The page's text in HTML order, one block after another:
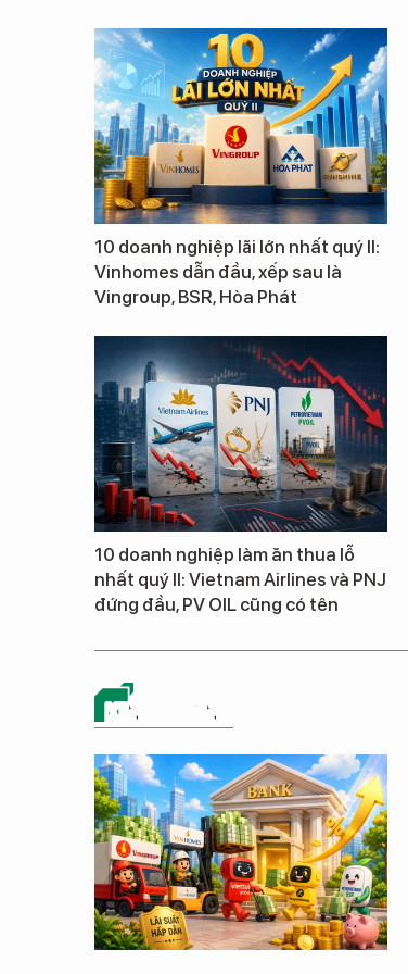
10 doanh nghiệp lãi lớn nhất quý II:
Vinhomes dẫn đầu, xếp sau là
Vingroup, BSR, Hòa Phát
10 doanh nghiệp làm ăn thua lỗ
nhất quý II: Vietnam Airlines và PNJ
đứng đầu, PV OIL cũng có tên
KINH DOANH